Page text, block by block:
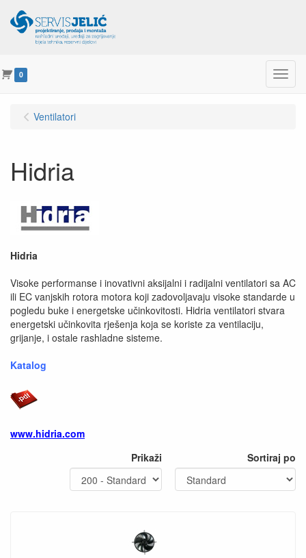
0 Menu
Ventilatori
Hidria
Hidria
Visoke performanse i inovativni aksijalni i radijalni ventilatori sa AC
ili EC vanjskih rotora motora koji zadovoljavaju visoke standarde u
pogledu buke i energetske učinkovitosti. Hidria ventilatori stvara
energetski učinkovita rješenja koja se koriste za ventilaciju,
grijanje, i ostale rashladne sisteme.
Katalog
www.hidria.com
Prikaži
Sortiraj po